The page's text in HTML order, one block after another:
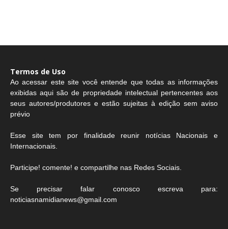
Termos de Uso
Ao acessar este site você entende que todas as informações
exibidas aqui são de propriedade intelectual pertencentes aos
seus autores/produtores e estão sujeitas à edição sem aviso
prévio
Esse site tem por finalidade reunir notícias Nacionais e
Internacionais.
Participe! comente! e compartilhe nas Redes Sociais.
Se precisar falar conosco escreva para:
noticiasnamidianews@gmail.com